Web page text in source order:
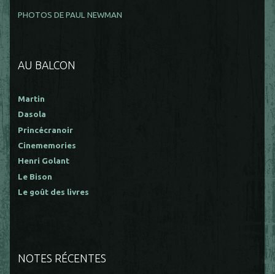
PHOTOS DE PAUL NEWMAN
AU BALCON
Martin
Dasola
Princécranoir
Cinememories
Henri Golant
Le Bison
Le goût des livres
NOTES RÉCENTES